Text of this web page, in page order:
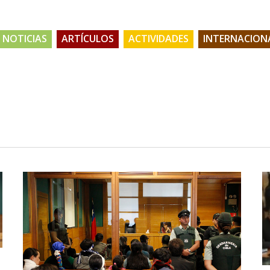
NOTICIAS ARTÍCULOS ACTIVIDADES